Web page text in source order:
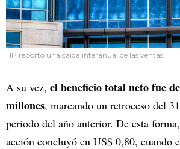
HP reportó una caída interanual de las ventas.
A su vez, el beneficio total neto fue
millones, marcando un retroceso del
periodo del año anterior. De esta
acción concluyó en US$ 0,80, cuando